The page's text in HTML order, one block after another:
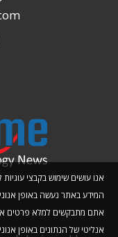
אנו עושים שימוש בקבצי
המידע באתר נעשה באופן
אתם מתבקשים למלא פרטים
אנליטי של הנתונים באופן